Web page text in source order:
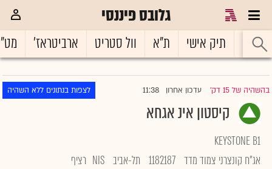
גלובס פיננסי
ראשי תיק אישי ת"א וול סטריט ארביטראז'
בהשהיה של 15 דק' |עדכון אחרון 11:38 לצפות בנתונים ללא השהיה
קיסטון אינ אגחא
KEYSTONE B1
אג"ח קונצרני צמוד מדד 1182187 תל-אביב NIS רציף